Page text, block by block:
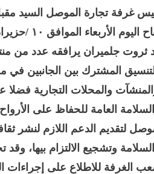
غرفة تجارة الموصل السيد
الصفار
ثروت جلميران يرافقه عدد من
المشترك بين الجانبين في
والمحلات التجارية فضلا
العامة للحفاظ على
لتقديم الدعم اللازم لنشر
وتشجيع الالتزام بيها،
الغرفة للاطلاع على إجراءات